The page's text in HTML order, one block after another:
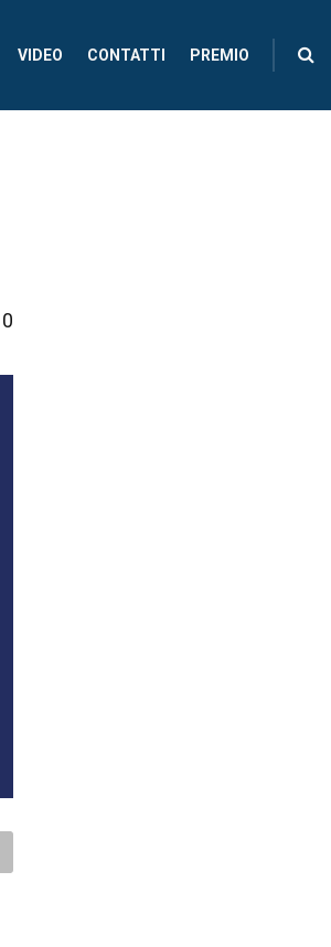
VIDEO CONTATTI PREMIO
0